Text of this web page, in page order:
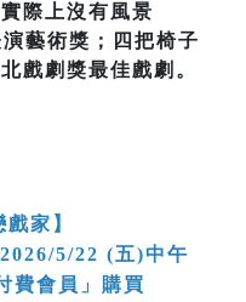
際上沒有風景
藝術獎；四把椅子
戲劇獎最佳戲劇。
家】
5/22 (五)中午
費會員」購買